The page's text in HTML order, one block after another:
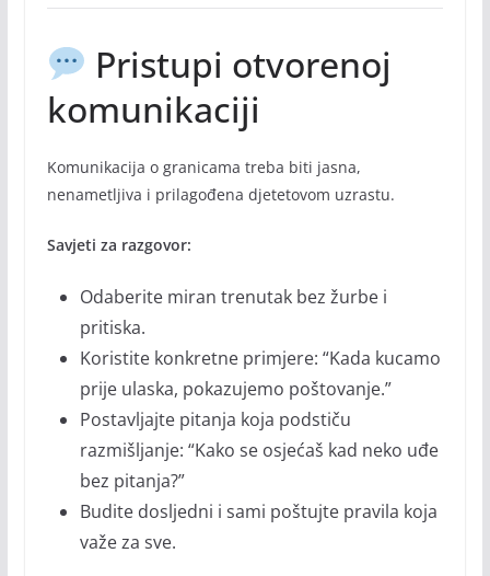
Pristupi otvorenoj
komunikaciji
Komunikacija o granicama treba biti jasna,
nenametljiva i prilagođena djetetovom uzrastu.
Savjeti za razgovor:
Odaberite miran trenutak bez žurbe i
pritiska.
Koristite konkretne primjere: “Kada kucamo
prije ulaska, pokazujemo poštovanje.”
Postavljajte pitanja koja podstiču
razmišljanje: “Kako se osjećaš kad neko uđe
bez pitanja?”
Budite dosljedni i sami poštujte pravila koja
važe za sve.